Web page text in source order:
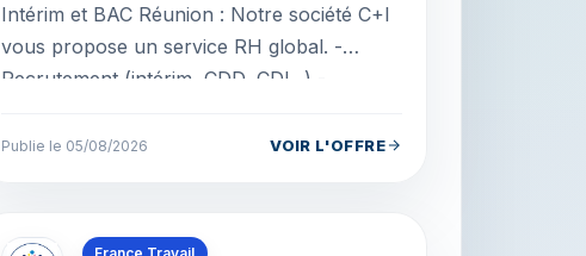
Intérim et BAC Réunion : Notre société C+I
vous propose un service RH global. -
Recrutement (intérim, CDD, CDI...) -
Publie le 05/08/2026 VOIR L'OFFRE
Offres en La Réunion